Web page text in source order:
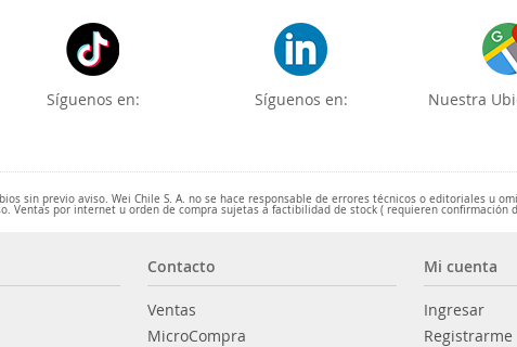
Síguenos en: Síguenos en: Nuestra
sin previo aviso. Wei Chile S. A. no se hace responsable de errores técnicos o editoriales u
Ventas por internet u orden de compra sujetas a factibilidad de stock ( requieren
Contacto
Ventas
MicroCompra
Mi cuenta
Ingresar
Registrarme